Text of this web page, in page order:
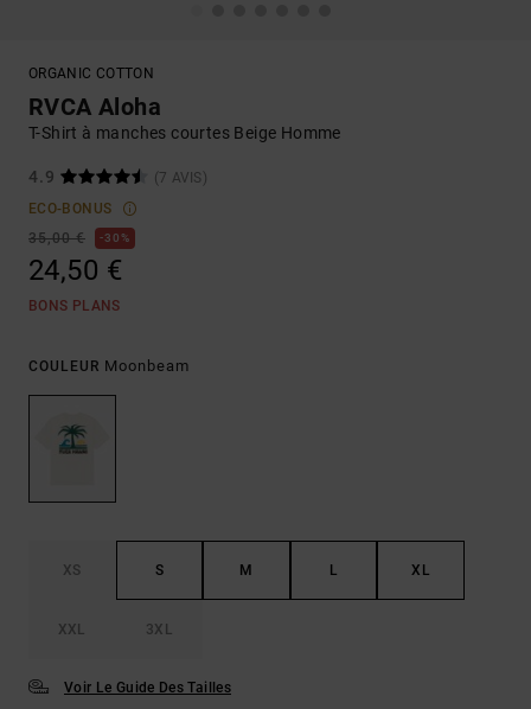
ORGANIC COTTON
RVCA Aloha
T-Shirt à manches courtes Beige Homme
4.9
(7 AVIS)
ECO-BONUS
35,00 €
30%
24,50 €
BONS PLANS
COULEUR Moonbeam
XS S M L XL
XXL 3XL
Voir Le Guide Des Tailles